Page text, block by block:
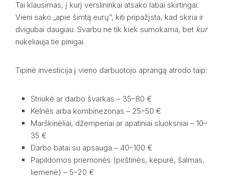
Tai klausimas, į kurį verslininkai atsako labai skirtingai.
Vieni sako „apie šimtą eurų“, kiti pripažįsta, kad skiria ir
dvigubai daugiau. Svarbu ne tik kiek sumokama, bet kur
nukeliauja tie pinigai.
Tipinė investicija į vieno darbuotojo aprangą atrodo taip:
Striukė ar darbo švarkas – 35–80 €
Kelnės arba kombinezonas – 25–50 €
Marškinėliai, džemperiai ar apatiniai sluoksniai – 10–
35 €
Darbo batai su apsauga – 40–100 €
Papildomos priemonės (pirštinės, kepurė, šalmas,
liemenė) – 5–20 €